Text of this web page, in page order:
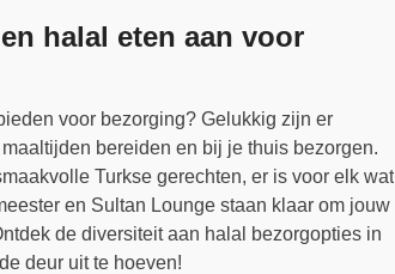
halal eten aan voor
voor bezorging? Gelukkig zijn er
bereiden en bij je thuis bezorgen.
Turkse gerechten, er is voor elk wat
en Sultan Lounge staan klaar om jouw
de diversiteit aan halal bezorgopties in
deur uit te hoeven!